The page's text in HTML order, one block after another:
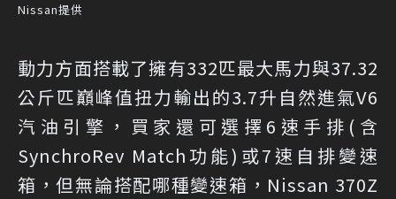
Nissan提供
動力方面搭載了擁有332匹最大馬力與37.32
公斤匹巔峰值扭力輸出的3.7升自然進氣V6
汽油引擎，買家還可選擇6速手排(含
SynchroRev Match功能)或7速自排變速
箱，但無論搭配哪種變速箱，Nissan 370Z